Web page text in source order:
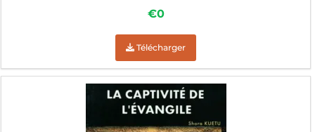
€0
Télécharger